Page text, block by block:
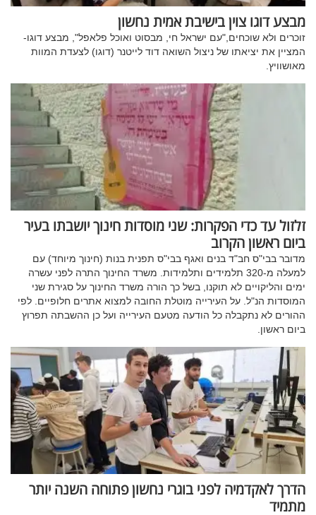
מבצע דוגו צוין בישיבת אמית נחשון
זוכרים ולא שוכחים,"עם ישראל חי, מבסוט ואוכל פלאפל", מבצע דוגו-
המציין את יציאתו של ניצול השואה דוד לייטנר (דוגו) לצעדת המוות
מאושוויץ.
זלזול עד כדי הפקרות: שני מוסדות חינוך יושבתו בעיר
ביום ראשון הקרוב
מדובר בבי"ס חב"ד בנים ואגף בבי"ס תפנית בנות (חינוך מיוחד) עם
למעלה מ-320 תלמידים ותלמידות. משרד החינוך התרה לפני עשרה
ימים והליקויים לא תוקנו, בשל כך הורה משרד החינוך על סגירת שני
המוסדות הנ"ל. על העירייה מוטלת החובה למצוא אתרים חלופיים. לפי
ההורים לא נתקבלה כל הודעה מטעם העירייה ועל כן ההשבתה תפרוץ
ביום ראשון.
הדרך לאקדמיה לפני בוגרי נחשון פתוחה השנה יותר
מתמיד